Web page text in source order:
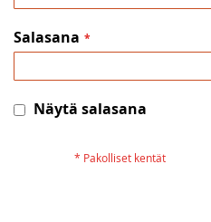
Salasana
Näytä salasana